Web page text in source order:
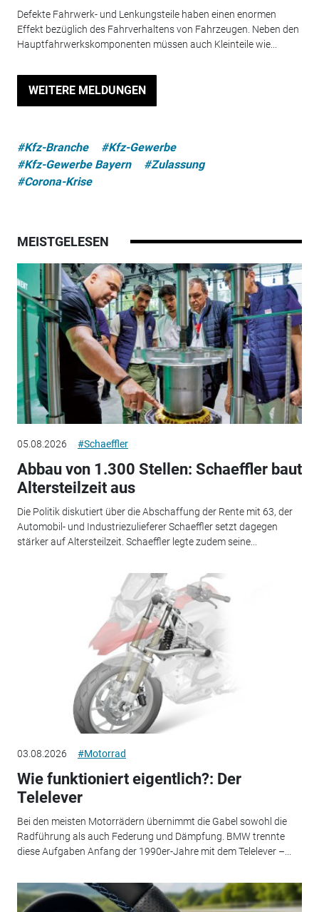
Defekte Fahrwerk- und Lenkungsteile haben einen enormen
Effekt bezüglich des Fahrverhaltens von Fahrzeugen. Neben den
Hauptfahrwerkskomponenten müssen auch Kleinteile wie...
WEITERE MELDUNGEN
#Kfz-Branche
#Kfz-Gewerbe
#Kfz-Gewerbe Bayern
#Zulassung
#Corona-Krise
MEISTGELESEN
05.08.2026 #Schaeffler
Abbau von 1.300 Stellen: Schaeffler baut
Altersteilzeit aus
Die Politik diskutiert über die Abschaffung der Rente mit 63, der
Automobil- und Industriezulieferer Schaeffler setzt dagegen
stärker auf Altersteilzeit. Schaeffler legte zudem seine...
03.08.2026 #Motorrad
Wie funktioniert eigentlich?: Der
Telelever
Bei den meisten Motorrädern übernimmt die Gabel sowohl die
Radführung als auch Federung und Dämpfung. BMW trennte
diese Aufgaben Anfang der 1990er-Jahre mit dem Telelever –...